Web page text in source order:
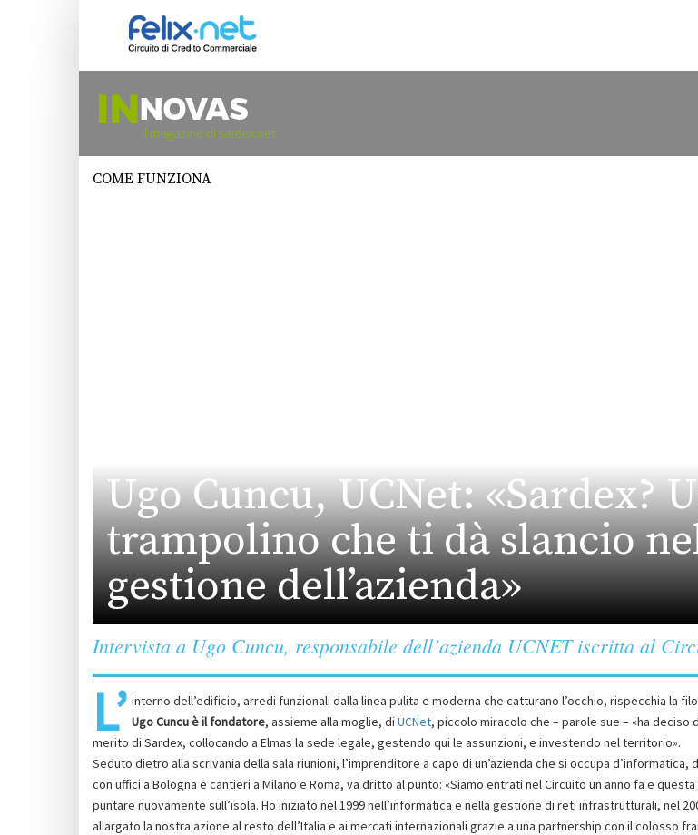
COME FUNZIONA
Ugo Cuncu, UCNet: «Sardex?
trampolino che ti dà slancio
gestione dell’azienda»
Intervista a Ugo Cuncu, responsabile dell’azienda UCNET iscritta al
L’ interno dell’edificio, arredi funzionali dalla linea pulita e moderna che catturano l’occhio, rispecchia la
Ugo Cuncu è il fondatore, assieme alla moglie, di UCNet, piccolo miracolo che – parole sue – «ha deciso
merito di Sardex, collocando a Elmas la sede legale, gestendo qui le assunzioni, e investendo nel territorio».
Seduto dietro alla scrivania della sala riunioni, l’imprenditore a capo di un’azienda che si occupa d’informatica,
con uffici a Bologna e cantieri a Milano e Roma, va dritto al punto: «Siamo entrati nel Circuito un anno fa e
puntare nuovamente sull’isola. Ho iniziato nel 1999 nell’informatica e nella gestione di reti infrastrutturali, nel
allargato la nostra azione al resto dell’Italia e ai mercati internazionali grazie a una partnership con il colosso